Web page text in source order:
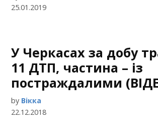
25.01.2019
У Черкасах за добу
11 ДТП, частина – із
постраждалими
by Вікка
22.12.2018